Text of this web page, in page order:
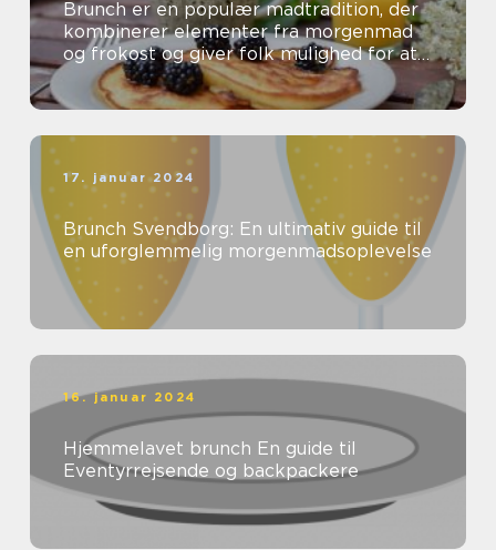
Brunch er en populær madtradition, der
kombinerer elementer fra morgenmad
og frokost og giver folk mulighed for at
nyde en lækker og afslappet spiseop...
17. januar 2024
Brunch Svendborg: En ultimativ guide til
en uforglemmelig morgenmadsoplevelse
16. januar 2024
Hjemmelavet brunch En guide til
Eventyrrejsende og backpackere